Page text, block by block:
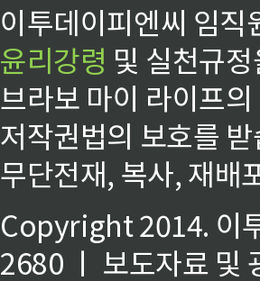
이투데이피엔씨 임
윤리강령 및 실천규
브라보 마이 라이프
저작권법의 보호를
무단전재, 복사, 재배
Copyright 2014. 이
2680 ㅣ 보도자료